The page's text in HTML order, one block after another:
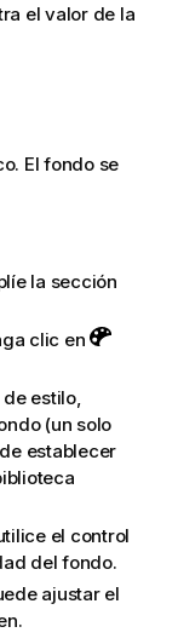
el valor de la
El fondo se
la sección
clic en
estilo,
(un solo
establecer
el control
del fondo.
ajustar el